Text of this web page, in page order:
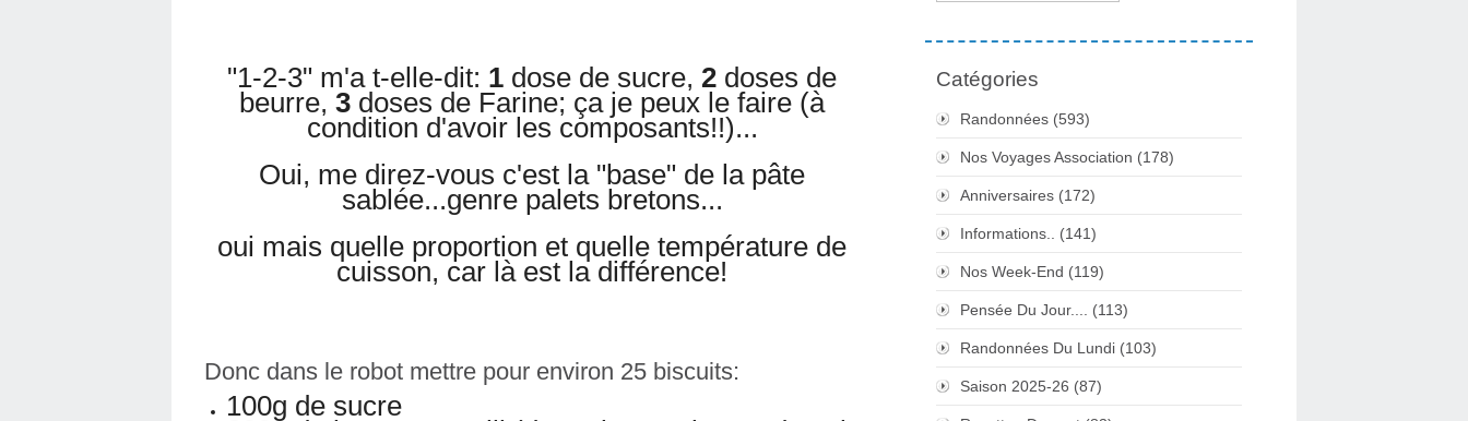
"1-2-3" m'a t-elle-dit: 1 dose de sucre, 2 doses de
beurre, 3 doses de Farine; ça je peux le faire (à
condition d'avoir les composants!!)...
Oui, me direz-vous c'est la "base" de la pâte
sablée...genre palets bretons...
oui mais quelle proportion et quelle température de
cuisson, car là est la différence!
Donc dans le robot mettre pour environ 25 biscuits:
100g de sucre
Catégories
Randonnées (593)
Nos Voyages Association (178)
Anniversaires (172)
Informations.. (141)
Nos Week-End (119)
Pensée Du Jour.... (113)
Randonnées Du Lundi (103)
Saison 2025-26 (87)